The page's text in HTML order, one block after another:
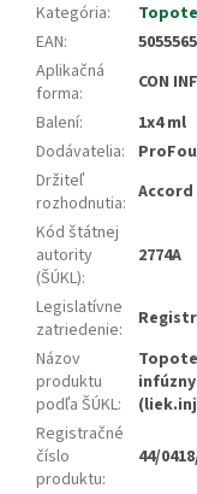
Kategória:
EAN:
Aplikačná
forma:
CON
Balení:
1x4 ml
Dodávatelia:
Držiteľ
rozhodnutia: Accord
Kód štátnej
autority
(ŠÚKL):
2774A
Legislatívne
zatriedenie:
Názov
produktu
podľa ŠÚKL:
Registračné
číslo
produktu:
44/